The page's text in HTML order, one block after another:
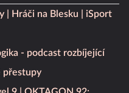
Hráči na Blesku
iSport
- podcast rozbíjející
přestupy